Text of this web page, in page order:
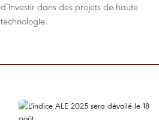
d’investir dans des projets de haute
technologie.